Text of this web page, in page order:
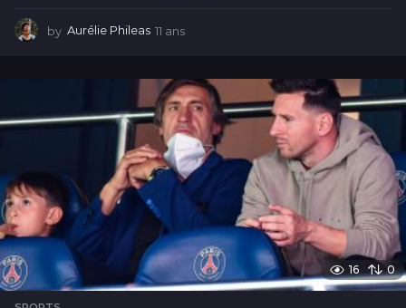
by Aurélie Phileas 11 ans
n
s
16 0